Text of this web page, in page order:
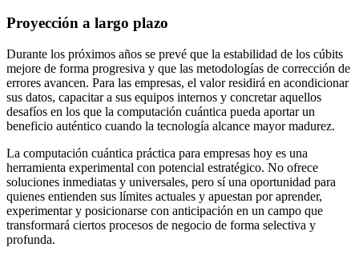
Proyección a largo plazo
Durante los próximos años se prevé que la estabilidad de los cúbits
mejore de forma progresiva y que las metodologías de corrección de
errores avancen. Para las empresas, el valor residirá en acondicionar
sus datos, capacitar a sus equipos internos y concretar aquellos
desafíos en los que la computación cuántica pueda aportar un
beneficio auténtico cuando la tecnología alcance mayor madurez.
La computación cuántica práctica para empresas hoy es una
herramienta experimental con potencial estratégico. No ofrece
soluciones inmediatas y universales, pero sí una oportunidad para
quienes entienden sus límites actuales y apuestan por aprender,
experimentar y posicionarse con anticipación en un campo que
transformará ciertos procesos de negocio de forma selectiva y
profunda.